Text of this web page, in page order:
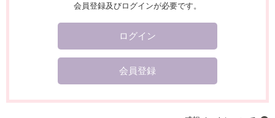
会員登録及びログインが必要です。
ログイン
会員登録